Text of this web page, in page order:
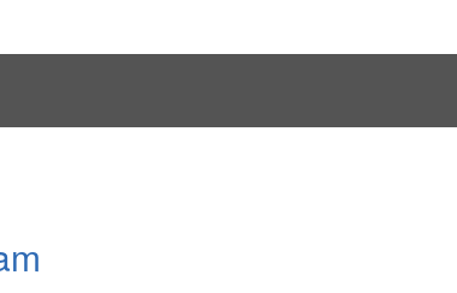
Verschiedene anklickbare Spots an der Maschine geben